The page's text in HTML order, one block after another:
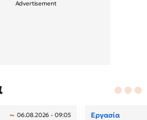
06.08.2026 - 09:05 Εργασία